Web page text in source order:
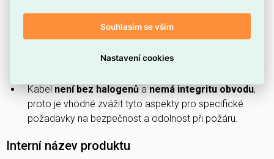
, což usnadňuje připojení v
dvoudrátových obvodech.
zpomalovačem hoření
Kabel není bez halogenů a nemá integritu obvodu,
proto je vhodné zvážit tyto aspekty pro specifické
požadavky na bezpečnost a odolnost při požáru.
Interní název produktu
Souhlasím se vším
Nastavení cookies